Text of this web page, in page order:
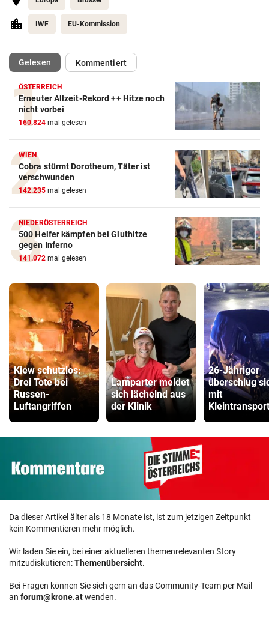
IWF EU-Kommission
Gelesen(ausgewählt)Kommentiert
ÖSTERREICH
Erneuter Allzeit-Rekord ++ Hitze noch
nicht vorbei
160.824 mal gelesen
WIEN
Cobra stürmt Dorotheum, Täter ist
verschwunden
142.235 mal gelesen
NIEDERÖSTERREICH
500 Helfer kämpfen bei Gluthitze
gegen Inferno
141.072 mal gelesen
Kiew schutzlos:
Drei Tote bei
Russen-
Luftangriffen
Lamparter meldet
sich lächelnd aus
der Klinik
26-Jähriger
überschlug
mit
Da dieser Artikel älter als 18 Monate ist, ist zum jetzigen Zeitpunkt
kein Kommentieren mehr möglich.
Wir laden Sie ein, bei einer aktuelleren themenrelevanten Story
mitzudiskutieren:Themenübersicht.
Bei Fragen können Sie sich gern an das Community-Team per Mail
an forum@krone.atwenden.